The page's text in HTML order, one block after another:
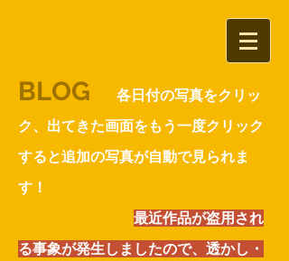
BLOG
各日付の写真をクリッ
ク、出てきた画面をもう一度クリック
すると追加の写真が自動で見られま
す！
最近作品が盗用され
る事象が発生しましたので、透かし・